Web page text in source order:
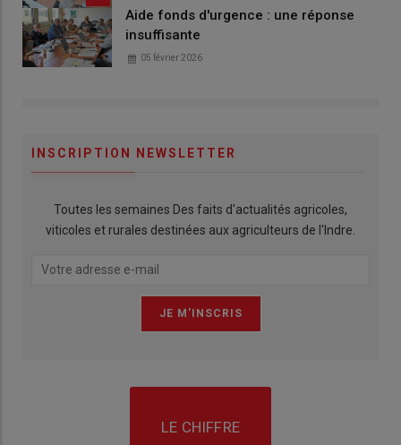
Aide fonds d'urgence : une réponse
insuffisante
05 février 2026
INSCRIPTION NEWSLETTER
Toutes les semaines Des faits d'actualités agricoles,
viticoles et rurales destinées aux agriculteurs de l'Indre.
LE CHIFFRE